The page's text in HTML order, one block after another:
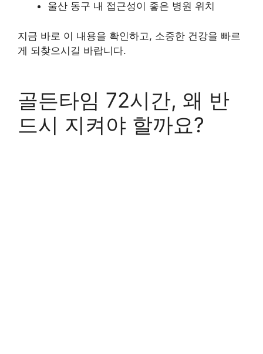
울산 동구 내 접근성이 좋은 병원 위치
지금 바로 이 내용을 확인하고, 소중한 건강을 빠르
게 되찾으시길 바랍니다.
골든타임 72시간, 왜 반
드시 지켜야 할까요?